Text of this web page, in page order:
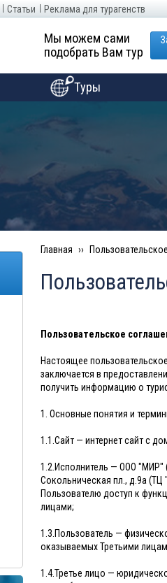
Статьи Реклама для турагенств
Мы можем сами
подобрать Вам тур
Туры
Главная
Пользовательское
Настоящее
заключается в
получить информацию о
1. Основные понятия и
1.1.Сайт — интернет сайт с
1.2.Исполнитель — ООО "МИР"
Сокольническая пл., д.9а
Пользователю доступ к
лицами;
1.3.Пользователь —
оказываемых Третьими
1.4.Третье лицо —